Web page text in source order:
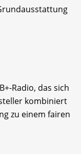
Radio, das sich
kombiniert
zu einem fairen